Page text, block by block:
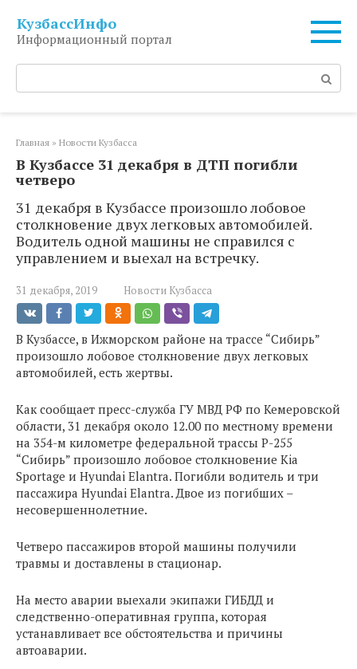
контенту
КузбассИнфо
Информационный портал
Поиск:
Главная » Новости Кузбасса
В Кузбассе 31 декабря в ДТП погибли
четверо
31 декабря в Кузбассе произошло лобовое
столкновение двух легковых автомобилей.
Водитель одной машины не справился с
управлением и выехал на встречку.
31 декабря, 2019 Новости Кузбасса
В Кузбассе, в Ижморском районе на трассе “Сибирь”
произошло лобовое столкновение двух легковых
автомобилей, есть жертвы.
Как сообщает пресс-служба ГУ МВД РФ по Кемеровской
области, 31 декабря около 12.00 по местному времени
на 354-м километре федеральной трассы Р-255
“Сибирь” произошло лобовое столкновение Kia
Sportage и Hyundai Elantra. Погибли водитель и три
пассажира Hyundai Elantra. Двое из погибших –
несовершеннолетние.
Четверо пассажиров второй машины получили
травмы и доставлены в стационар.
На место аварии выехали экипажи ГИБДД и
следственно-оперативная группа, которая
устанавливает все обстоятельства и причины
автоаварии.